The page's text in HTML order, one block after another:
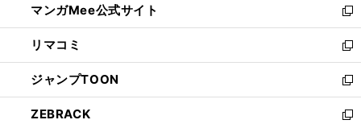
く
ド
ウ
で
開
く
ィ
ン
ド
ウ
で
開
く
い
ウ
ィ
ン
ド
ウ
で
マンガMee公式サイト
新
し
い
ウ
ィ
ン
ド
リマコミ
新
し
い
ウ
ィ
ジャンプTOON
新
し
い
ZEBRACK
新